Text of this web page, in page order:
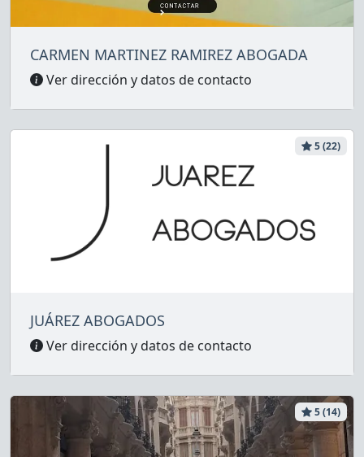
CARMEN MARTINEZ RAMIREZ ABOGADA
Ver dirección y datos de contacto
5 (22)
JUÁREZ ABOGADOS
Ver dirección y datos de contacto
5 (14)